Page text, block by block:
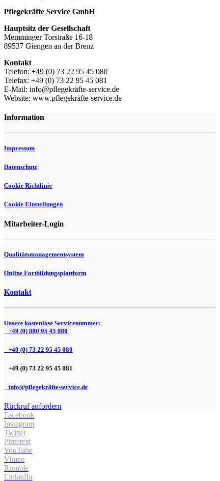
Pflegekräfte Service GmbH
Hauptsitz der Gesellschaft
Memminger Torstraße 16-18
89537 Giengen an der Brenz
Kontakt
Telefon: +49 (0) 73 22 95 45 080
Telefax: +49 (0) 73 22 95 45 081
E-Mail: info@pflegekräfte-service.de
Website: www.pflegekräfte-service.de
Information
Impressum
Datenschutz
Cookie Richtlinie
Cookie Einstellungen
Mitarbeiter-Login
Qualitätsmanagementsystem
Online Fortbildungsplattform
Kontakt
Unsere kostenlose Servicenummer:
+49 (0) 800 95 45 080
+49 (0) 73 22 95 45 080
+49 (0) 73 22 95 45 081
info@pflegekräfte-service.de
Rückruf anfordern
Facebook
Instagram
Twitter
Pinterest
YouTube
Vimeo
Rumble
LinkedIn